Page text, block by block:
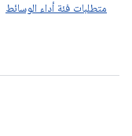
متطلبات فئة أداء الوسائط